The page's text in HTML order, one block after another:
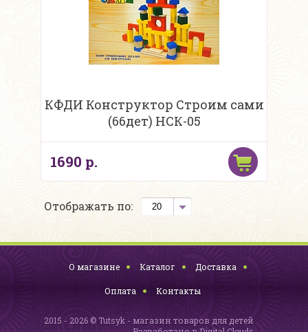
КФДИ Конструктор Строим сами
(66дет) НСК-05
1690 р.
Отображать по:
О магазине Каталог Доставка
Оплата Контакты
2015 - 2026 © Tutsyk - магазин товаров для детей